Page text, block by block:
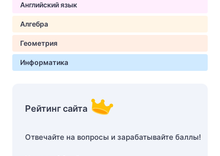
Английский язык
Алгебра
Геометрия
Информатика
Рейтинг сайта
Отвечайте на вопросы и зарабатывайте баллы!